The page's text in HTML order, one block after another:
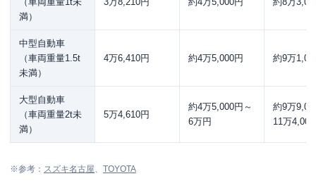
満）
中型自動車
（車両重量1.5t
未満）
4万6,410円 約4万5,000円 約9万
大型自動車
（車両重量2t未
満）
5万4,610円
約4万5,000円～
6万円
約9万
11万
※参考： スズキ名古屋、 TOYOTA